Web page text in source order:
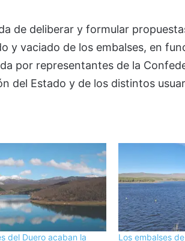
de deliberar y formular
y vaciado de los embalses, en
por representantes de la
del Estado y de los distintos
del Duero acaban la Los embalses